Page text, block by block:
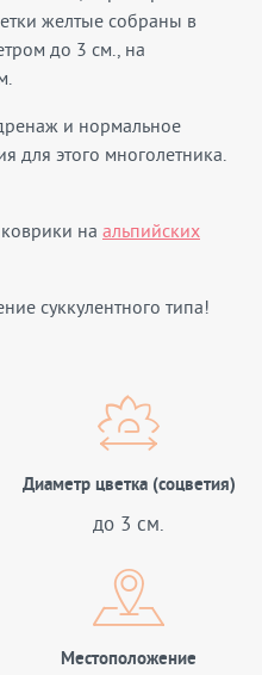
желтые собраны в
до 3 см., на
и нормальное
для этого многолетника.
на альпийских
суккулентного типа!
Диаметр цветка (соцветия)
до 3 см.
Местоположение